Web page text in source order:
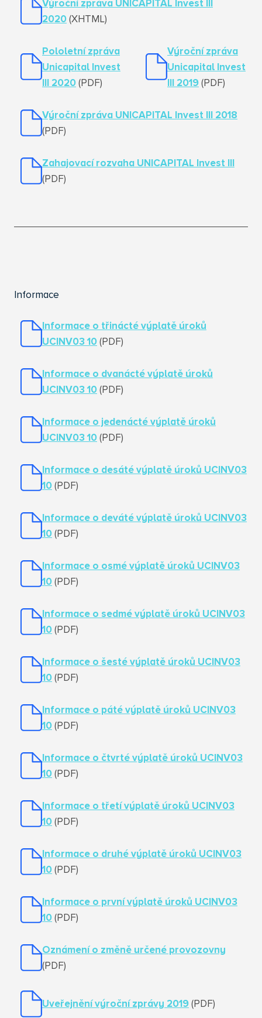
Výroční zpráva UNICAPITAL Invest III
2020 (XHTML)
Pololetní zpráva
Unicapital Invest
III 2020 (PDF)
Výroční zpráva
Unicapital Invest
III 2019 (PDF)
Výroční zpráva UNICAPITAL Invest III 2018
(PDF)
Zahajovací rozvaha UNICAPITAL Invest III
(PDF)
Informace
Informace o třinácté výplatě úroků
UCINV03 10 (PDF)
Informace o dvanácté výplatě úroků
UCINV03 10 (PDF)
Informace o jedenácté výplatě úroků
UCINV03 10 (PDF)
Informace o desáté výplatě úroků UCINV03
10 (PDF)
Informace o deváté výplatě úroků UCINV03
10 (PDF)
Informace o osmé výplatě úroků UCINV03
10 (PDF)
Informace o sedmé výplatě úroků UCINV03
10 (PDF)
Informace o šesté výplatě úroků UCINV03
10 (PDF)
Informace o páté výplatě úroků UCINV03
10 (PDF)
Informace o čtvrté výplatě úroků UCINV03
10 (PDF)
Informace o třetí výplatě úroků UCINV03
10 (PDF)
Informace o druhé výplatě úroků UCINV03
10 (PDF)
Informace o první výplatě úroků UCINV03
10 (PDF)
Oznámení o změně určené provozovny
(PDF)
Uveřejnění výroční zprávy 2019 (PDF)